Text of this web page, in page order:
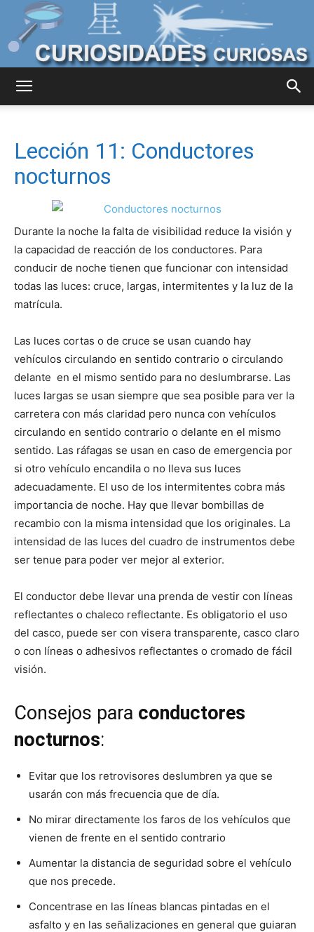
Curiosas
del
Mundo
Lección 11: Conductores
nocturnos
Durante la noche la falta de visibilidad reduce la visión y
la capacidad de reacción de los conductores. Para
conducir de noche tienen que funcionar con intensidad
todas las luces: cruce, largas, intermitentes y la luz de la
matrícula.
Las luces cortas o de cruce se usan cuando hay
vehículos circulando en sentido contrario o circulando
delante en el mismo sentido para no deslumbrarse. Las
luces largas se usan siempre que sea posible para ver la
carretera con más claridad pero nunca con vehículos
circulando en sentido contrario o delante en el mismo
sentido. Las ráfagas se usan en caso de emergencia por
si otro vehículo encandila o no lleva sus luces
adecuadamente. El uso de los intermitentes cobra más
importancia de noche. Hay que llevar bombillas de
recambio con la misma intensidad que los originales. La
intensidad de las luces del cuadro de instrumentos debe
ser tenue para poder ver mejor al exterior.
El conductor debe llevar una prenda de vestir con líneas
reflectantes o chaleco reflectante. Es obligatorio el uso
del casco, puede ser con visera transparente, casco claro
o con líneas o adhesivos reflectantes o cromado de fácil
visión.
Consejos para conductores
nocturnos:
Evitar que los retrovisores deslumbren ya que se
usarán con más frecuencia que de día.
No mirar directamente los faros de los vehículos que
vienen de frente en el sentido contrario
Aumentar la distancia de seguridad sobre el vehículo
que nos precede.
Concentrase en las líneas blancas pintadas en el
asfalto y en las señalizaciones en general que guiaran